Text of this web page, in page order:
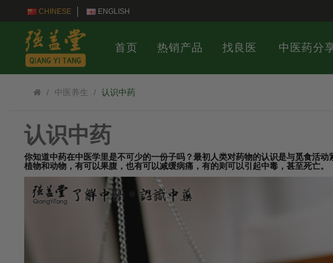
CHINESE ENGLISH
首页 热销产品 找良医 中医药分
中医养生 认识中药
认识中药
你知道中药在中医学里是不可少的一份子吗？最初人类对药物的认识是与觅食活
植物和动物，有可以果腹，也有可以减缓病痛，有的则可以引起中毒，甚至死亡。